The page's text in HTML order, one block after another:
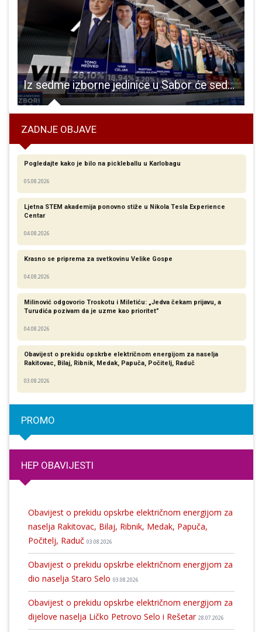
Iz sedme izborne jedinice u Sabor će sedam imena s HDZ-ove liste, četiri SDP-ove, te po jedan iz DP-a, MOŽEMO i MOST-a
ZADNJE OBJAVE
Pogledajte kako je bilo na pickleballu u Karlobagu
05.08.2026
Ljetna STEM akademija ponovno stiže u Nikola Tesla Experience
Centar
04.08.2026
Krasno se priprema za svetkovinu Velike Gospe
04.08.2026
Milinović odgovorio Troskotu i Miletiću: „Jedva čekam prijavu, a
Turudića pozivam da je uzme kao prioritet”
04.08.2026
Obavijest o prekidu opskrbe električnom energijom za naselja
Rakitovac, Bilaj, Ribnik, Medak, Papuča, Počitelj, Raduč
03.08.2026
PROMO
HEP OBAVIJESTI
Obavijest o prekidu opskrbe električnom energijom za
naselja Rakitovac, Bilaj, Ribnik, Medak, Papuča,
Počitelj, Raduč 03.08.2026
Obavijest o prekidu opskrbe električnom energijom za
dio naselja Staro Selo 03.08.2026
Obavijest o prekidu opskrbe električnom energijom za
dijelove naselja Ličko Petrovo Selo i Rešetar 28.07.2026